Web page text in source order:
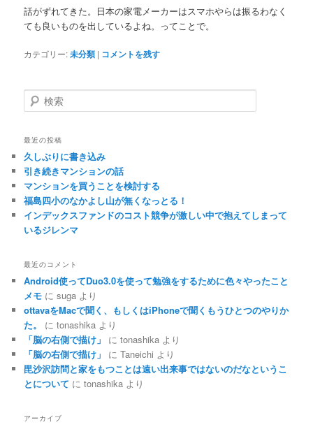
話がずれてきた。日本の家電メーカーはスマホやらは振るわなく
ても良いものを出しているよね。ってことで。
カテゴリー:未分類 | コメントを残す
検
索
最近の投稿
久しぶりに書き込み
引き続きマンションの話
マンションを買うことを検討する
福島四小のなかよし山が無くなっとる！
インデックスファンドのコスト競争が激しい中で抱えてしまって
いるジレンマ
最近のコメント
Android使ってDuo3.0を使って勉強をするために色々やったこと
メモ にsuga より
ottavaをMacで聞く、もしくはiPhoneで聞くもうひとつのやりか
た。
にtonashika より
「脳の右側で描け」
にtonashika より
「脳の右側で描け」
にTaneichi より
毘沙沢訪問と家をもつことは遠い出来事ではないのだなというこ
とについて にtonashika より
アーカイブ